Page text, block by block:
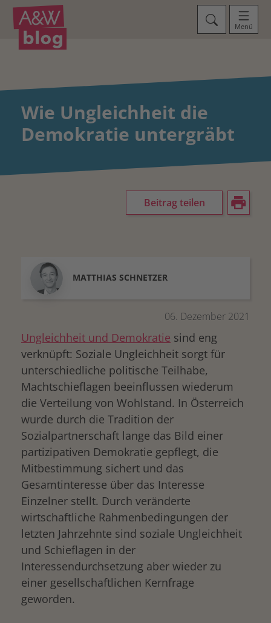
Menü
Wie Ungleichheit die
Demokratie untergräbt
Beitrag teilen
MATTHIAS SCHNETZER
06. Dezember 2021
Ungleichheit und Demokratie sind eng
verknüpft: Soziale Ungleichheit sorgt für
unterschiedliche politische Teilhabe,
Machtschieflagen beeinflussen wiederum
die Verteilung von Wohlstand. In Österreich
wurde durch die Tradition der
Sozialpartnerschaft lange das Bild einer
partizipativen Demokratie gepflegt, die
Mitbestimmung sichert und das
Gesamtinteresse über das Interesse
Einzelner stellt. Durch veränderte
wirtschaftliche Rahmenbedingungen der
letzten Jahrzehnte sind soziale Ungleichheit
und Schieflagen in der
Interessendurchsetzung aber wieder zu
einer gesellschaftlichen Kernfrage
geworden.